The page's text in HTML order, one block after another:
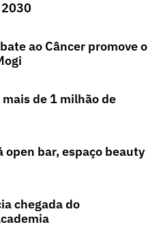
ao Câncer promove o
de 1 milhão de
bar, espaço beauty
chegada do